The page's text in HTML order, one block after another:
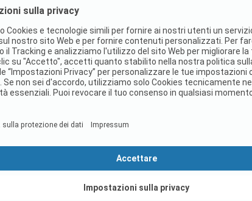
Animali ammessi Accessibile ai disabili